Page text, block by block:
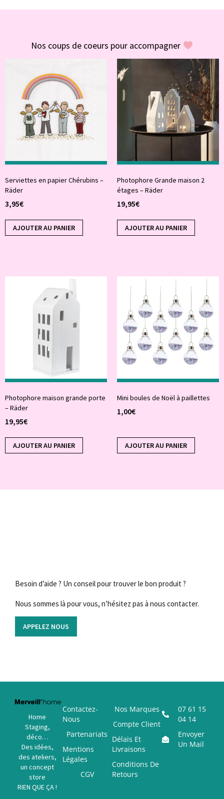
Nos coups de coeurs pour accompagner
Serviettes en papier Chérubins –
Räder
3,95€
AJOUTER AU PANIER
Photophore Grande maison 2
étages – Räder
19,95€
AJOUTER AU PANIER
Photophore maison grande porte
– Räder
19,95€
AJOUTER AU PANIER
Mini boules de Noël à paillettes
1,00€
AJOUTER AU PANIER
Besoin d’aide ? Un conseil pour trouver le bon produit ?
Nous sommes là pour vous, n’hésitez pas à nous contacter.
APPELEZ NOUS
Home
Staging,
déco…
Des idées,
des ateliers,
un concept
store
RIEN QUE ÇA !
Contactez-
Nous
Partenariats
Mentions
Légales
CGV
Nos Marques
Compte Client
Délais Et
Livraisons
Conditions De
Retours
07 61 15
04 14
Envoyer
Un Mail